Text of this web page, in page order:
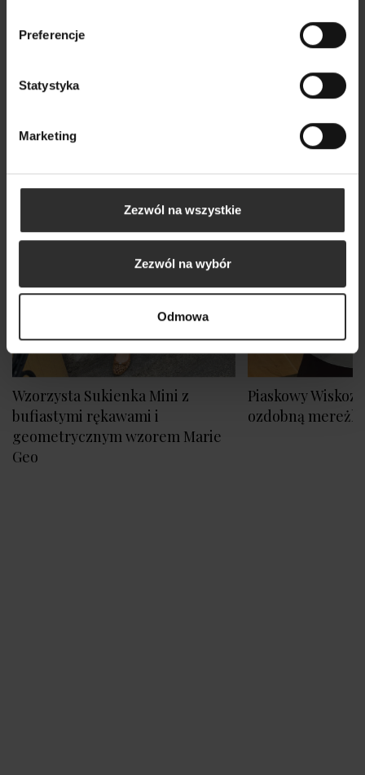
Preferencje
Statystyka
Marketing
Zezwól na wszystkie
Zezwól na wybór
Odmowa
Wzorzysta Sukienka Mini z
bufiastymi rękawami i
geometrycznym wzorem Marie
Geo
Piaskowy
ozdobną